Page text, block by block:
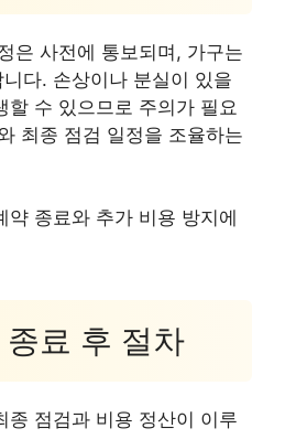
은 사전에 통보되며, 가구는
다. 손상이나 분실이 있을
할 수 있으므로 주의가 필요
최종 점검 일정을 조율하는
약 종료와 추가 비용 방지에
료 후 절차
종 점검과 비용 정산이 이루